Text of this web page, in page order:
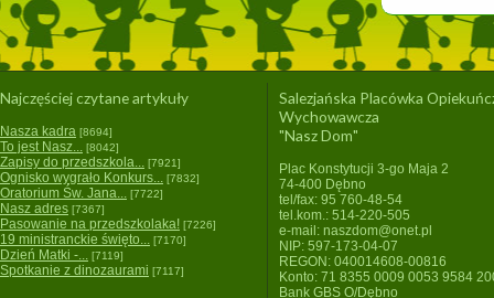
Najczęściej czytane artykuły
Nasza kadra [8694]
To jest Nasz... [8042]
Zapisy do przedszkola... [7921]
Ognisko wygrało Konkurs... [7832]
Oratorium Św. Jana... [7722]
Nasz adres [7367]
Pasowanie na przedszkolaka! [7226]
19 ministranckie święto... [7170]
Dzień Matki -... [7119]
Spotkanie z dinozaurami [7117]
Salezjańska Placówka
Wychowawcza
"Nasz Dom"
Plac Konstytucji 3-go Maja 2
74-400 Dębno
tel/fax: 95 760-48-54
tel.kom.: 514-220-505
e-mail: naszdom@onet.pl
NIP: 597-173-04-07
REGON: 040014608-00816
Konto: 71 8355 0009 0053 9584
Bank GBS O/Dębno